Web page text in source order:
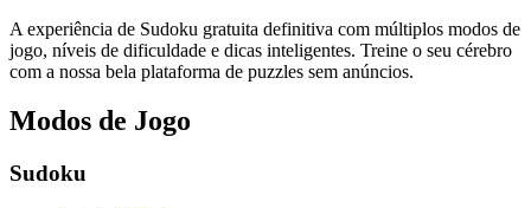
A experiência de Sudoku gratuita definitiva com múltiplos modos de
jogo, níveis de dificuldade e dicas inteligentes. Treine o seu cérebro
com a nossa bela plataforma de puzzles sem anúncios.
Modos de Jogo
Sudoku